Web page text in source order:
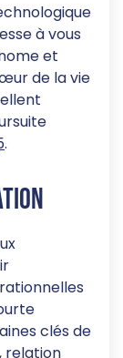
à vous
et
de la vie
.
clés de
relation